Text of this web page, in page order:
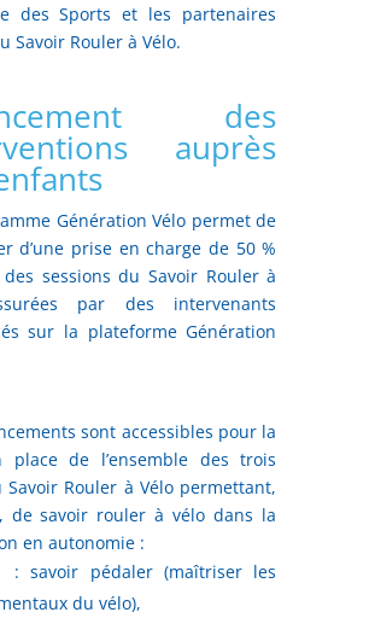
des Sports et les partenaires
Savoir Rouler à Vélo.
des
auprès
Génération Vélo permet de
d’une prise en charge de 50 %
sessions du Savoir Rouler à
par des intervenants
sur la plateforme Génération
sont accessibles pour la
place de l’ensemble des trois
Savoir Rouler à Vélo permettant,
de savoir rouler à vélo dans la
en autonomie :
: savoir pédaler (maîtriser les
du vélo),